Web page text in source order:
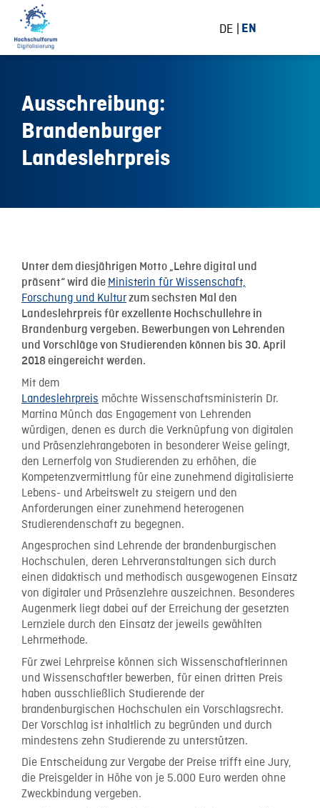
DE EN
Ausschreibung:
Brandenburger
Landeslehrpreis
Unter dem diesjährigen Motto „Lehre digital und
präsent“ wird dieMinisterin für Wissenschaft,
Forschung und Kulturzum sechsten Mal den
Landeslehrpreis für exzellente Hochschullehre in
Brandenburg vergeben. Bewerbungen von Lehrenden
und Vorschläge von Studierenden können bis 30. April
2018 eingereicht werden.
Mit dem
Landeslehrpreis möchte Wissenschaftsministerin Dr.
Martina Münch das Engagement von Lehrenden
würdigen, denen es durch die Verknüpfung von digitalen
und Präsenzlehrangeboten in besonderer Weise gelingt,
den Lernerfolg von Studierenden zu erhöhen, die
Kompetenzvermittlung für eine zunehmend digitalisierte
Lebens- und Arbeitswelt zu steigern und den
Anforderungen einer zunehmend heterogenen
Studierendenschaft zu begegnen.
Angesprochen sind Lehrende der brandenburgischen
Hochschulen, deren Lehrveranstaltungen sich durch
einen didaktisch und methodisch ausgewogenen Einsatz
von digitaler und Präsenzlehre auszeichnen. Besonderes
Augenmerk liegt dabei auf der Erreichung der gesetzten
Lernziele durch den Einsatz der jeweils gewählten
Lehrmethode.
Für zwei Lehrpreise können sich Wissenschaftlerinnen
und Wissenschaftler bewerben, für einen dritten Preis
haben ausschließlich Studierende der
brandenburgischen Hochschulen ein Vorschlagsrecht.
Der Vorschlag ist inhaltlich zu begründen und durch
mindestens zehn Studierende zu unterstützen.
Die Entscheidung zur Vergabe der Preise trifft eine Jury,
die Preisgelder in Höhe von je 5.000 Euro werden ohne
Zweckbindung vergeben.